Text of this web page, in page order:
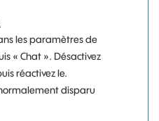
les paramètres de
« Chat ». Désactivez
réactivez le.
disparu